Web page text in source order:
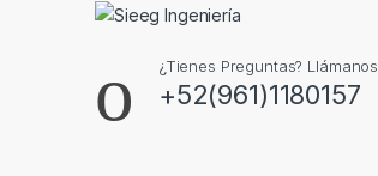
¿Tienes Preguntas? Llámanos
+52(961)1180157